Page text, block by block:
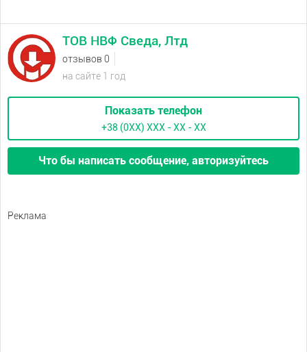
ТОВ НВФ Сведа, Лтд
отзывов 0
на сайте 1 год
Показать телефон
+38 (0XX) ХХХ - ХХ - ХХ
Что бы написать сообщение, авторизуйтесь
Реклама